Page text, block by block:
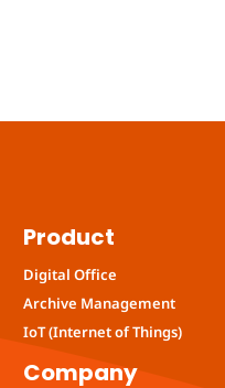
Product
Digital Office
Archive Management
IoT (Internet of Things)
Company